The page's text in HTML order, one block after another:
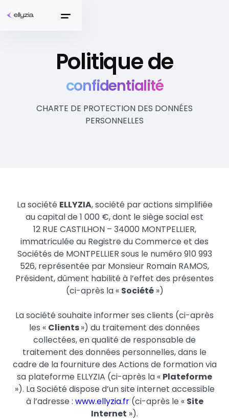
Politique de
confidentialité
CHARTE DE PROTECTION DES DONNÉES
PERSONNELLES
La société ELLYZIA, société par actions simplifiée
au capital de 1 000 €, dont le siège social est
12 RUE CASTILHON – 34000 MONTPELLIER,
immatriculée au Registre du Commerce et des
Sociétés de MONTPELLIER sous le numéro 910 993
526, représentée par Monsieur Romain RAMOS,
Président, dûment habilité à l’effet des présentes
(ci-après la « Société»)
La société souhaite informer ses clients (ci-après
les « Clients») du traitement des données
collectées, en qualité de responsable de
traitement des données personnelles, dans le
cadre de la fourniture des Actions de formation via
sa plateforme ELLYZIA (ci-après la « Plateforme
»). La Société dispose d’un site internet accessible
à l’adresse : www.ellyzia.fr(ci-après le « Site
Internet »).